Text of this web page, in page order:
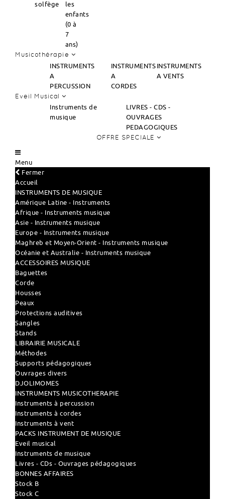
solfège
les
enfants
(0 à
7
ans)
Musicothérapie
INSTRUMENTS
A
PERCUSSION
INSTRUMENTS
A
CORDES
INSTRUMENTS
A VENTS
Eveil Musical
Instruments de
musique
LIVRES - CDS -
OUVRAGES
PEDAGOGIQUES
OFFRE SPECIALE
Menu
Fermer
Accueil
INSTRUMENTS DE MUSIQUE
Amérique Latine - Instruments
Afrique - Instruments musique
Asie - Instruments musique
Europe - Instruments musique
Maghreb et Moyen-Orient - Instruments musique
Océanie et Australie - Instruments musique
ACCESSOIRES MUSIQUE
Baguettes
Corde
Housses
Peaux
Protections auditives
Sangles
Stands
LIBRAIRIE MUSICALE
Méthodes
Supports pédagogiques
Ouvrages divers
DJOLIMOMES
INSTRUMENTS MUSICOTHERAPIE
Instruments à percussion
Instruments à cordes
Instruments à vent
PACKS INSTRUMENT DE MUSIQUE
Eveil musical
Instruments de musique
Livres - CDs - Ouvrages pédagogiques
BONNES AFFAIRES
Stock B
Stock C